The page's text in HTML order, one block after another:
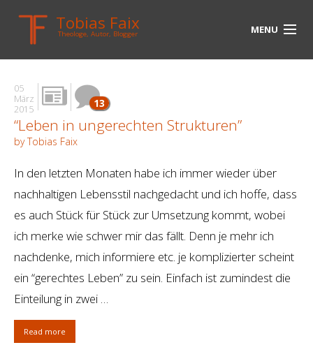
Tobias Faix
Theologe, Autor, Blogger MENU
HOME
BLOG
BIOGRAPHIE
MEDIEN
LINKS
05
März
2015
13
“Leben in ungerechten Strukturen”
by Tobias Faix
In den letzten Monaten habe ich immer wieder über
nachhaltigen Lebensstil nachgedacht und ich hoffe, dass
es auch Stück für Stück zur Umsetzung kommt, wobei
ich merke wie schwer mir das fällt. Denn je mehr ich
nachdenke, mich informiere etc. je komplizierter scheint
ein “gerechtes Leben” zu sein. Einfach ist zumindest die
Einteilung in zwei …
Read more